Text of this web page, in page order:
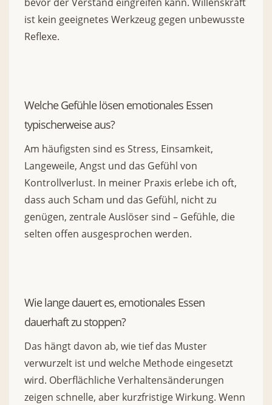
ist kein geeignetes Werkzeug gegen unbewusste
Reflexe.
Welche Gefühle lösen emotionales Essen
typischerweise aus?
Am häufigsten sind es Stress, Einsamkeit,
Langeweile, Angst und das Gefühl von
Kontrollverlust. In meiner Praxis erlebe ich oft,
dass auch Scham und das Gefühl, nicht zu
genügen, zentrale Auslöser sind – Gefühle, die
selten offen ausgesprochen werden.
Wie lange dauert es, emotionales Essen
dauerhaft zu stoppen?
Das hängt davon ab, wie tief das Muster
verwurzelt ist und welche Methode eingesetzt
wird. Oberflächliche Verhaltensänderungen
zeigen schnelle, aber kurzfristige Wirkung. Wenn